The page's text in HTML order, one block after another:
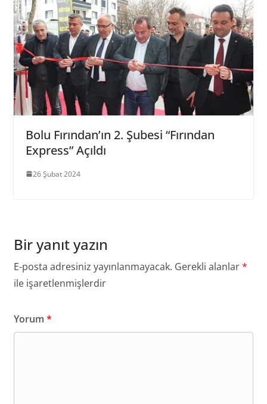
Bolu Fırından’ın 2. Şubesi “Fırından
Express” Açıldı
26 Şubat 2024
Bir yanıt yazın
E-posta adresiniz yayınlanmayacak. Gerekli alanlar*
ile işaretlenmişlerdir
Yorum *